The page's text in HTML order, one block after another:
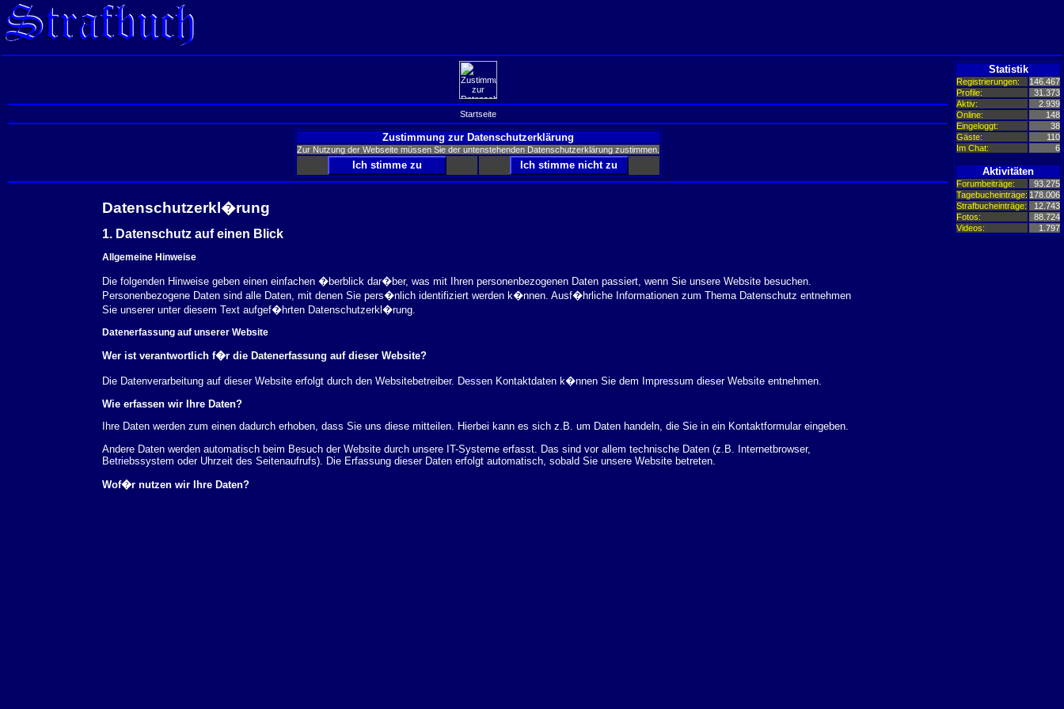
Startseite
Zustimmung zur Datenschutzerklärung
Zur Nutzung der Webseite müssen Sie der untenstehenden Datenschutzerklärung zustimmen.
Datenschutzerkl�rung
1. Datenschutz auf einen Blick
Allgemeine Hinweise
Die folgenden Hinweise geben einen einfachen �berblick dar�ber, was mit Ihren personenbezogenen Daten passiert, wenn Sie unsere Website besuchen.
Personenbezogene Daten sind alle Daten, mit denen Sie pers�nlich identifiziert werden k�nnen. Ausf�hrliche Informationen zum Thema Datenschutz entnehmen
Sie unserer unter diesem Text aufgef�hrten Datenschutzerkl�rung.
Datenerfassung auf unserer Website
Wer ist verantwortlich f�r die Datenerfassung auf dieser Website?
Die Datenverarbeitung auf dieser Website erfolgt durch den Websitebetreiber. Dessen Kontaktdaten k�nnen Sie dem Impressum dieser Website entnehmen.
Wie erfassen wir Ihre Daten?
Ihre Daten werden zum einen dadurch erhoben, dass Sie uns diese mitteilen. Hierbei kann es sich z.B. um Daten handeln, die Sie in ein Kontaktformular eingeben.
Andere Daten werden automatisch beim Besuch der Website durch unsere IT-Systeme erfasst. Das sind vor allem technische Daten (z.B. Internetbrowser,
Betriebssystem oder Uhrzeit des Seitenaufrufs). Die Erfassung dieser Daten erfolgt automatisch, sobald Sie unsere Website betreten.
Wof�r nutzen wir Ihre Daten?
Statistik
Registrierungen:
146.467
Profile:
31.373
Aktiv:
2.939
Online:
148
Eingeloggt:
38
Gäste:
110
Im Chat:
6
Aktivitäten
Forumbeiträge:
93.275
Tagebucheinträge: 178.006
Strafbucheinträge:
12.743
Fotos:
88.724
Videos:
1.797